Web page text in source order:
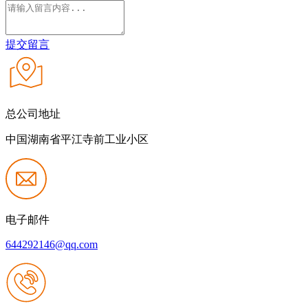
提交留言
总公司地址
中国湖南省平江寺前工业小区
电子邮件
644292146@qq.com